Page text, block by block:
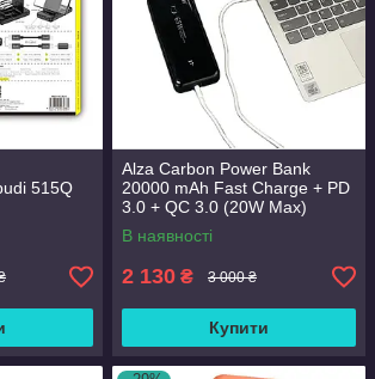
515Q
Alza Carbon Power Bank
20000 mAh Fast Charge + PD
3.0 + QC 3.0 (20W Max)
Premium.
В наявності
2 130 ₴ 3 000 ₴
Купити